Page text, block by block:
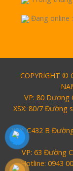
Đang online
COPYRIGHT ©
VP: 80 Dương
XSX: 80/7 Đường
XSX: C432 B
VP: 63 Đường
Hotline: 0943